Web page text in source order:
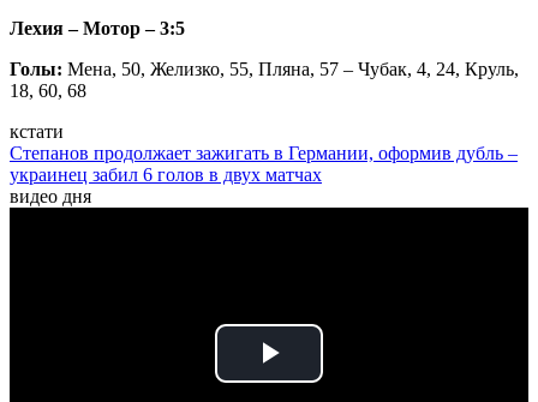
Лехия – Мотор – 3:5
Голы: Мена, 50, Желизко, 55, Пляна, 57 – Чубак, 4, 24, Круль,
18, 60, 68
кстати
Степанов продолжает зажигать в Германии, оформив дубль –
украинец забил 6 голов в двух матчах
видео дня
Play